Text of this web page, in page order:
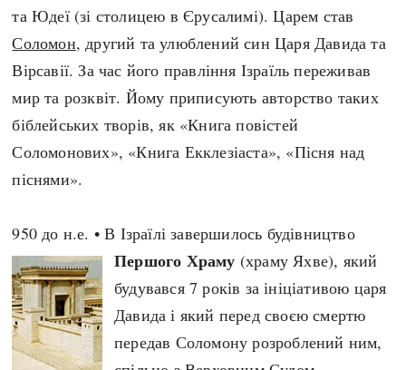
Рубрики
Авіація і космонавтика
Архітектура і будівництво
Битви і війни
Катастрофи
Кримінал
Культура і мистецтво
Наука, освіта і техніка
Особистості
Подорожі і відкриття
Політика
Релігія
Україна
Княжа доба
Козацька доба
Українська революція
Україна радянська
Україна незалежна
Хронологія
Античні часи
Темні віки
Високе Середньовіччя
Пізнє Середньовіччя
Нова історія
та Юдеї (зі столицею в Єрусалимі). Царем став
Соломон, другий та улюблений син Царя Давида та
Вірсавії. За час його правління Ізраїль переживав
мир та розквіт. Йому приписують авторство таких
біблейських творів, як «Книга повістей
Соломонових», «Книга Екклезіаста», «Пісня над
піснями».
950 до н.е. • В Ізраїлі завершилось будівництво
Першого Храму (храму Яхве), який
будувався 7 років за ініціативою царя
Давида і який перед своєю смертю
передав Соломону розроблений ним,